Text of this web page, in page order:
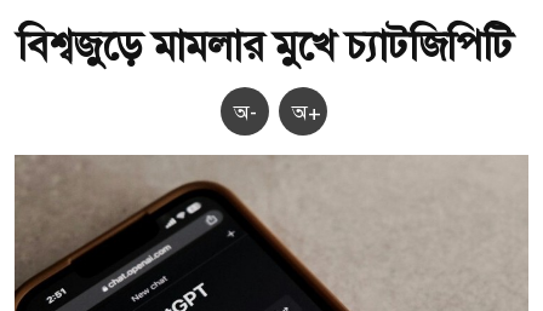
বিশ্বজুড়ে মামলার মুখে চ্যাটজিপিটি
অ- অ+